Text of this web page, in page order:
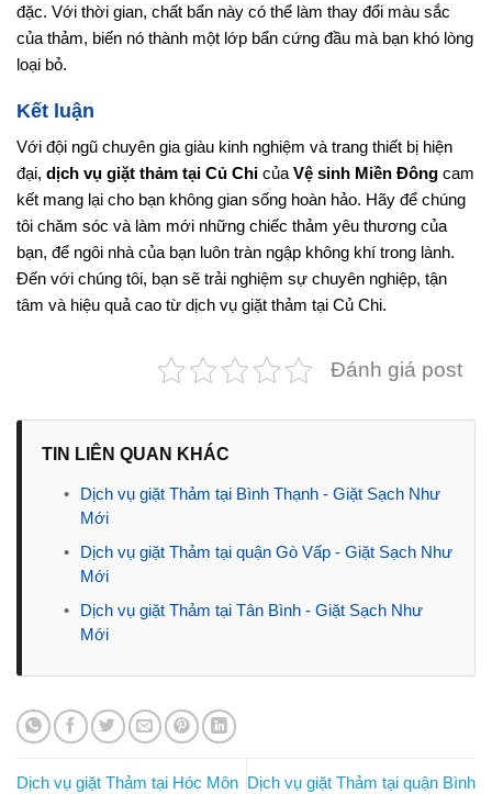
đặc. Với thời gian, chất bẩn này có thể làm thay đổi màu sắc
của thảm, biến nó thành một lớp bẩn cứng đầu mà bạn khó lòng
loại bỏ.
Kết luận
Với đội ngũ chuyên gia giàu kinh nghiệm và trang thiết bị hiện
đại, dịch vụ giặt thảm tại Củ Chi của Vệ sinh Miền Đông cam
kết mang lại cho bạn không gian sống hoàn hảo. Hãy để chúng
tôi chăm sóc và làm mới những chiếc thảm yêu thương của
bạn, để ngôi nhà của bạn luôn tràn ngập không khí trong lành.
Đến với chúng tôi, bạn sẽ trải nghiệm sự chuyên nghiệp, tận
tâm và hiệu quả cao từ dịch vụ giặt thảm tại Củ Chi.
Đánh giá post
TIN LIÊN QUAN KHÁC
•
Dịch vụ giặt Thảm tại Bình Thạnh - Giặt Sạch Như
Mới
•
Dịch vụ giặt Thảm tại quận Gò Vấp - Giặt Sạch Như
Mới
•
Dịch vụ giặt Thảm tại Tân Bình - Giặt Sạch Như
Mới
Dịch vụ giặt Thảm tại Hóc Môn Dịch vụ giặt Thảm tại quận Bình